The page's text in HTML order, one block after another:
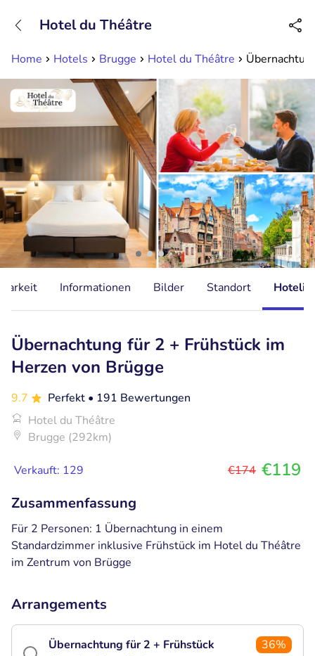
Erreichbar bis 23:00 Uhr
Home Hotels Brugge Hotel du Théâtre
Hotel du Théâtre
Informationen Bilder Standort
Übernachtung für 2 + Frühstück im
Herzen von Brügge
9.7 Perfekt • 191 Bewertungen
Hotel du Théâtre
Brugge (292km)
Verkauft: 129 €174 €119
Zusammenfassung
Für 2 Personen: 1 Übernachtung in einem
Standardzimmer inklusive Frühstück im Hotel du Théâtre
im Zentrum von Brügge
Arrangements
Übernachtung für 2 + Frühstück
36%